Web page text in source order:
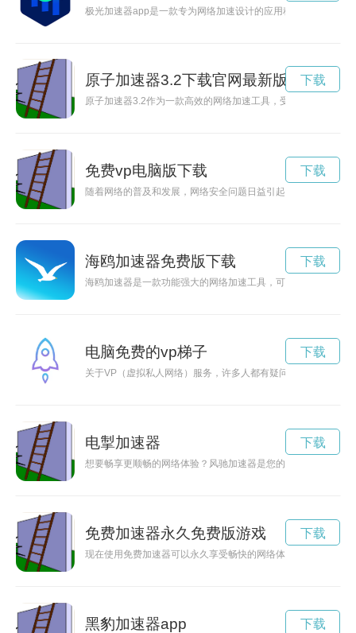
极光加速器app是一款专为网络加速设计的应用程序，能够帮助
原子加速器3.2下载官网最新版安卓
原子加速器3.2作为一款高效的网络加速工具，受到了广泛关注
下载
免费vp电脑版下载
随着网络的普及和发展，网络安全问题日益引起人们关注。在
下载
海鸥加速器免费版下载
海鸥加速器是一款功能强大的网络加速工具，可以帮助用户快
下载
电脑免费的vp梯子
关于VP（虚拟私人网络）服务，许多人都有疑问，免费的VP是
下载
电掣加速器
想要畅享更顺畅的网络体验？风驰加速器是您的不二选择！下
下载
免费加速器永久免费版游戏
现在使用免费加速器可以永久享受畅快的网络体验，让您不再
下载
黑豹加速器app 下载